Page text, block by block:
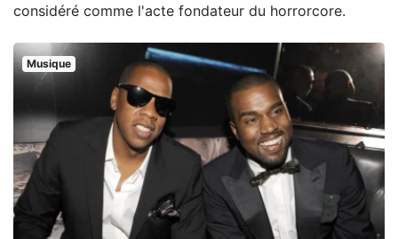
considéré comme l'acte fondateur du horrorcore.
Musique